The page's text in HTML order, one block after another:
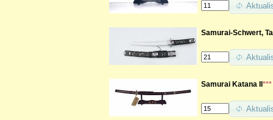
Samurai-Schwert,
Samurai Katana II***